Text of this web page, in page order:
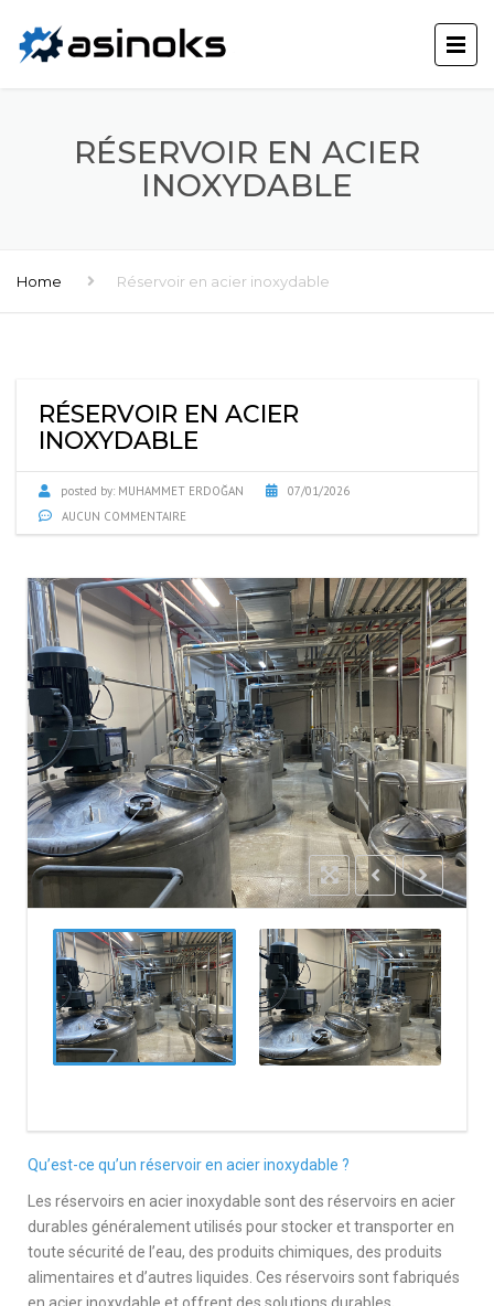
RÉSERVOIR EN ACIER
INOXYDABLE
Home Réservoir en acier inoxydable
RÉSERVOIR EN ACIER
INOXYDABLE
posted by: MUHAMMET ERDOĞAN
07/01/2026
AUCUN COMMENTAIRE
Qu’est-ce qu’un réservoir en acier inoxydable ?
Les réservoirs en acier inoxydable sont des réservoirs en acier
durables généralement utilisés pour stocker et transporter en
toute sécurité de l’eau, des produits chimiques, des produits
alimentaires et d’autres liquides. Ces réservoirs sont fabriqués